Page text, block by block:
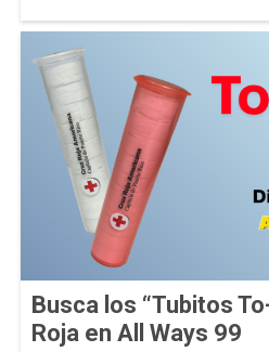
Busca los “Tubitos
Roja en All Ways 99